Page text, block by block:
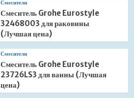
Смесители
Смеситель Grohe Eurostyle
32468003 для раковины
(Лучшая цена)
Смесители
Смеситель Grohe Eurostyle
23726LS3 для ванны (Лучшая
цена)